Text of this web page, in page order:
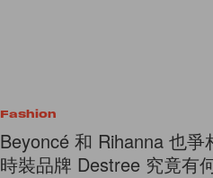
Fashion
Beyoncé 和 Rihanna 也
時裝品牌 Destree 究竟有